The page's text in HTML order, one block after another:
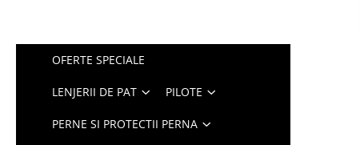
OFERTE SPECIALE
LENJERII DE PAT PILOTE
PERNE SI PROTECTII PERNA